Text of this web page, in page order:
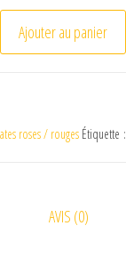
Russe Rouge
Ajouter au panier
roses / rouges Étiquette :
AVIS (0)